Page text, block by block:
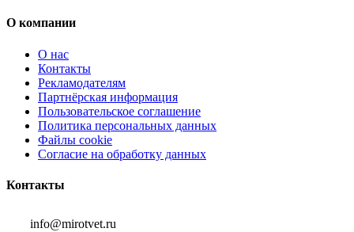
О компании
О нас
Контакты
Рекламодателям
Партнёрская информация
Пользовательское соглашение
Политика персональных данных
Файлы cookie
Согласие на обработку данных
Контакты
info@mirotvet.ru